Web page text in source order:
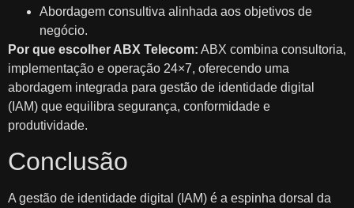
Abordagem consultiva alinhada aos objetivos de
negócio.
Por que escolher ABX Telecom: ABX combina consultoria,
implementação e operação 24×7, oferecendo uma
abordagem integrada para gestão de identidade digital
(IAM) que equilibra segurança, conformidade e
produtividade.
Conclusão
A gestão de identidade digital (IAM) é a espinha dorsal da